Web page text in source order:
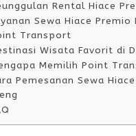
Rental Hiace
Sewa Hiace Premio
Transport
Wisata Favorit di
Memilih Point
Pemesanan Sewa